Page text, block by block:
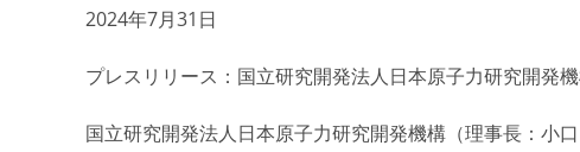
2024年7月31日
プレスリリース：国立研究開発法人日本原子力研究開発
国立研究開発法人日本原子力研究開発機構（理事長：小